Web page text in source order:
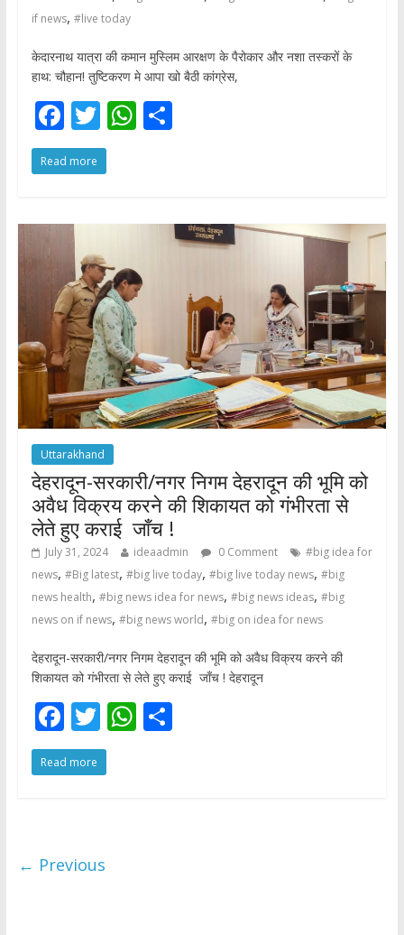
if news, #live today
केदारनाथ यात्रा की कमान मुस्लिम आरक्षण के पैरोकार और नशा तस्करों के
हाथ: चौहान! तुष्टिकरण मे आपा खो बैठी कांग्रेस,
F
ac
e
o
o
k
T
w
itt
W
A
p
S
Read more
Uttarakhand
देहरादून-सरकारी/नगर निगम देहरादून की भूमि को
अवैध विक्रय करने की शिकायत को गंभीरता से
लेते हुए कराई जाँच !
July 31, 2024 ideaadmin 0 Comment
#big idea for
news, #Big latest, #big live today, #big live today news, #big
news health, #big news idea for news, #big news ideas, #big
news on if news, #big news world, #big on idea for news
देहरादून-सरकारी/नगर निगम देहरादून की भूमि को अवैध विक्रय करने की
शिकायत को गंभीरता से लेते हुए कराई जाँच ! देहरादून
F
ac
e
o
T
w
itt
W S
Read more
← Previous